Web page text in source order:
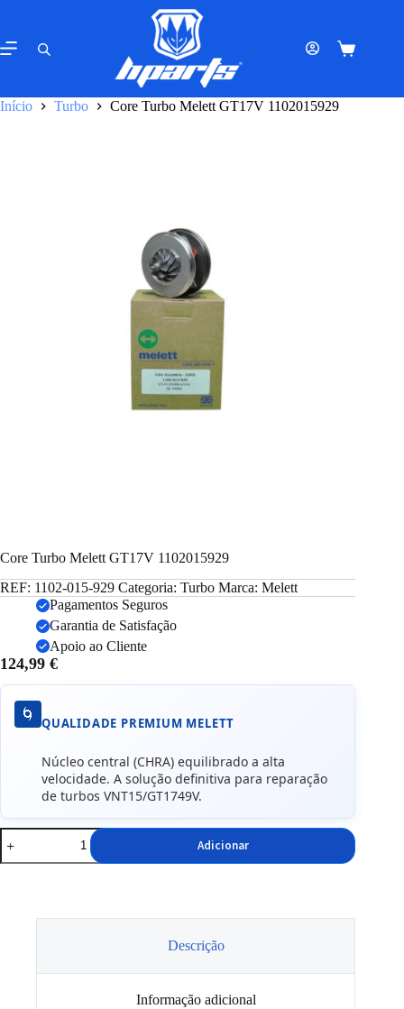
o
conteúdo
Carrinho
Início
Turbo Core Turbo Melett GT17V 1102015929
Core Turbo Melett GT17V 1102015929
REF: 1102-015-929 Categoria: Turbo Marca: Melett
Pagamentos Seguros
Garantia de Satisfação
Apoio ao Cliente
124,99 €
🌀 QUALIDADE PREMIUM MELETT
Núcleo central (CHRA) equilibrado a alta
velocidade. A solução definitiva para reparação
de turbos VNT15/GT1749V.
Quantidade
de
Core
Adicionar
Descrição
Informação adicional